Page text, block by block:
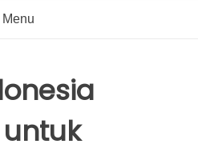
Menu